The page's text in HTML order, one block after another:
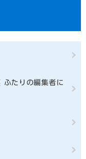
ふたりの編集者に